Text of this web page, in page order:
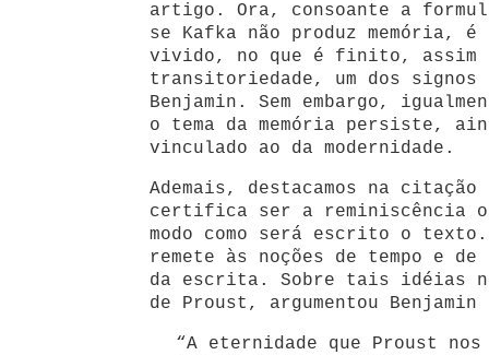
artigo. Ora, consoante a
se Kafka não produz memória,
vivido, no que é finito, assim
transitoriedade, um dos signos
Benjamin. Sem embargo,
o tema da memória persiste,
vinculado ao da modernidade.
Ademais, destacamos na
certifica ser a reminiscência
modo como será escrito o
remete às noções de tempo e
da escrita. Sobre tais idéias
de Proust, argumentou Benjamin
“A eternidade que Proust